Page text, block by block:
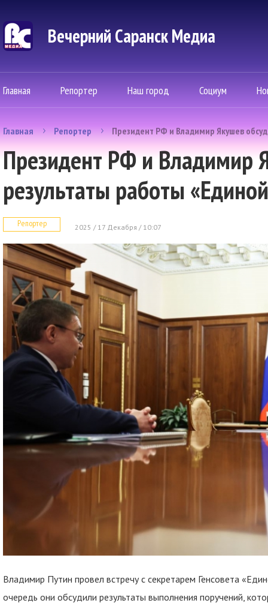
Вечерний Саранск Mедиа
Главная Репортер Наш город Социум
Главная Репортер Президент РФ и Владимир Якушев
Президент РФ и Владимир
результаты работы
Репортер 2025 / 17 Декабря / 10:07
Владимир Путин провел встречу с секретарем Генсовета
очередь они обсудили результаты выполнения поручений,